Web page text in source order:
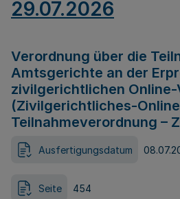
29.07.2026
Verordnung über die
Amtsgerichte an der
zivilgerichtlichen
(Zivilgerichtliches-
Teilnahmeverordnung –
Ausfertigungsdatum
Seite 454